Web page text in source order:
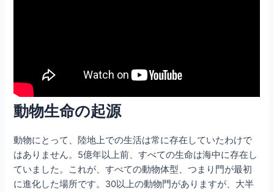
動物生命の起源
動物にとって、陸地上での生活は常に存在していたわけで
はありません。5億年以上前、すべての生命は海中に存在し
ていました。これが、すべての動物体型、つまり門が最初
に進化した場所です。30以上の動物門がありますが、大半